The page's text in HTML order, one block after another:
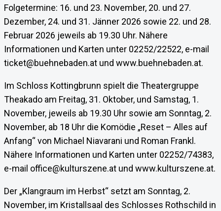
Folgetermine: 16. und 23. November, 20. und 27.
Dezember, 24. und 31. Jänner 2026 sowie 22. und 28.
Februar 2026 jeweils ab 19.30 Uhr. Nähere
Informationen und Karten unter 02252/22522, e-mail
ticket@buehnebaden.at und www.buehnebaden.at.
Im Schloss Kottingbrunn spielt die Theatergruppe
Theakado am Freitag, 31. Oktober, und Samstag, 1.
November, jeweils ab 19.30 Uhr sowie am Sonntag, 2.
November, ab 18 Uhr die Komödie „Reset – Alles auf
Anfang“ von Michael Niavarani und Roman Frankl.
Nähere Informationen und Karten unter 02252/74383,
e-mail office@kulturszene.at und www.kulturszene.at.
Der „Klangraum im Herbst“ setzt am Sonntag, 2.
November, im Kristallsaal des Schlosses Rothschild in